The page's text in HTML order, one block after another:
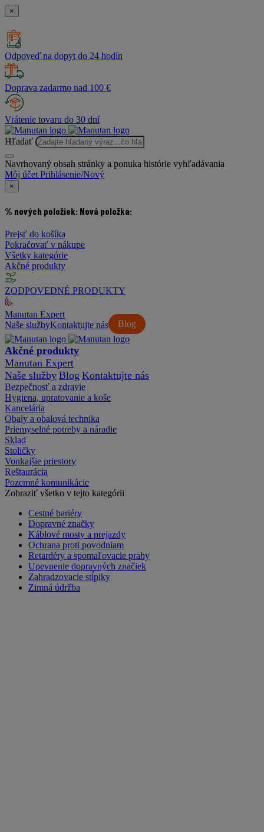
×
Odpoveď na dopyt do 24 hodín
Doprava zadarmo nad 100 €
Vrátenie tovaru do 30 dní
Hľadať
Navrhovaný obsah stránky a ponuka histórie vyhľadávania
Môj účet Prihlásenie/Nový
×
% nových položiek: Nová položka:
Prejsť do košíka
Pokračovať v nákupe
Všetky kategórie
Akčné produkty
ZODPOVEDNÉ PRODUKTY
Manutan Expert
Naše služby
Blog
Kontaktujte nás
Akčné produkty
Manutan Expert
Naše služby Blog Kontaktujte nás
Bezpečnosť a zdravie
Hygiena, upratovanie a koše
Kancelária
Obaly a obalová technika
Priemyselné potreby a náradie
Sklad
Stoličky
Vonkajšie priestory
Reštaurácia
Pozemné komunikácie
Zobraziť všetko v tejto kategórii
Cestné bariéry
Dopravné značky
Káblové mosty a prejazdy
Ochrana proti povodniam
Retardéry a spomaľovacie prahy
Upevnenie dopravných značiek
Zahradzovacie stĺpiky
Zimná údržba